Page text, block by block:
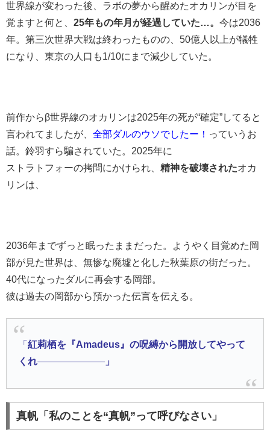
世界線が変わった後、ラボの夢から醒めたオカリンが目を
覚ますと何と、 25年もの年月が経過していた…。 今は2036
年。第三次世界大戦は終わったものの、50億人以上が犠牲
になり、東京の人口も1/10にまで減少していた。
前作からβ世界線のオカリンは2025年の死が“確定”してると
言われてましたが、 全部ダルのウソでしたー！ っていうお
話。鈴羽すら騙されていた。2025年に
ストラトフォーの拷問にかけられ、 精神を破壊されたオカ
リンは、
2036年までずっと眠ったままだった。ようやく目覚めた岡
部が見た世界は、無惨な廃墟と化した秋葉原の街だった。
40代になったダルに再会する岡部。
彼は過去の岡部から預かった伝言を伝える。
「紅莉栖を『Amadeus』の呪縛から開放してやって
くれ
」
真帆「私のことを“真帆”って呼びなさい」